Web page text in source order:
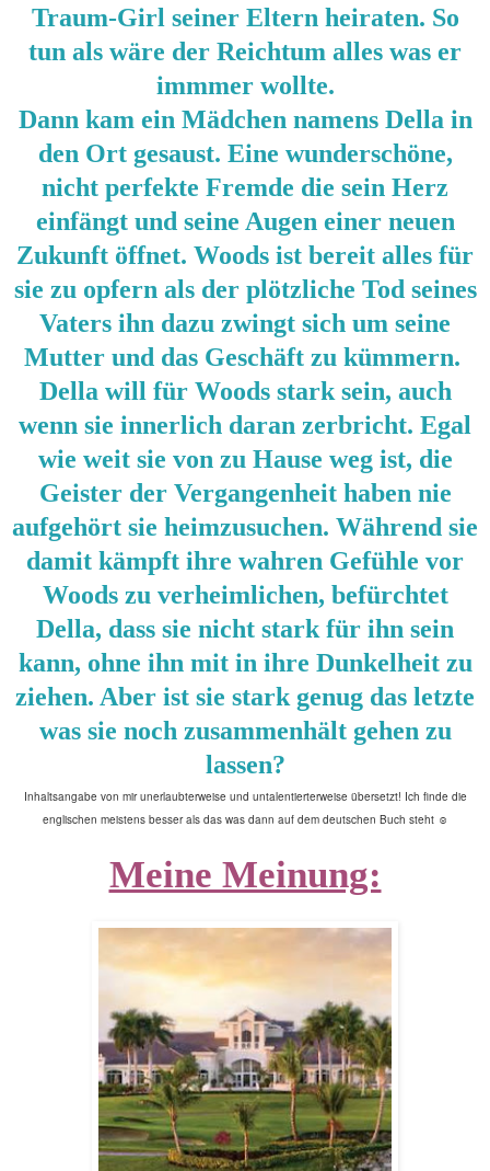
Traum-Girl seiner Eltern heiraten. So
tun als wäre der Reichtum alles was er
immmer wollte.
Dann kam ein Mädchen namens Della in
den Ort gesaust. Eine wunderschöne,
nicht perfekte Fremde die sein Herz
einfängt und seine Augen einer neuen
Zukunft öffnet. Woods ist bereit alles für
sie zu opfern als der plötzliche Tod seines
Vaters ihn dazu zwingt sich um seine
Mutter und das Geschäft zu kümmern.
Della will für Woods stark sein, auch
wenn sie innerlich daran zerbricht. Egal
wie weit sie von zu Hause weg ist, die
Geister der Vergangenheit haben nie
aufgehört sie heimzusuchen. Während sie
damit kämpft ihre wahren Gefühle vor
Woods zu verheimlichen, befürchtet
Della, dass sie nicht stark für ihn sein
kann, ohne ihn mit in ihre Dunkelheit zu
ziehen. Aber ist sie stark genug das letzte
was sie noch zusammenhält gehen zu
lassen?
Inhaltsangabe von mir unerlaubterweise und untalentierterweise übersetzt! Ich finde die
englischen meistens besser als das was dann auf dem deutschen Buch steht ☺
Meine Meinung: